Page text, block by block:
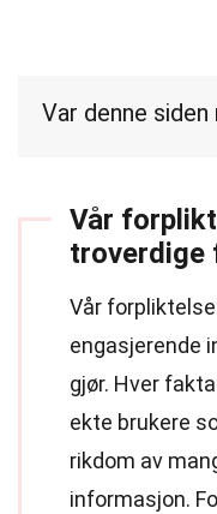
Var denne
Vår
troverdige
Vår
engasjerende
gjør. Hver
ekte brukere
rikdom av
informasjon.